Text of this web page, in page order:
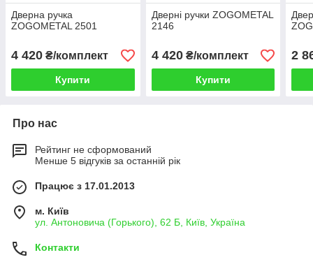
Дверна ручка
ZOGOMETAL 2501
4 420 ₴/комплект
Купити
Дверні ручки ZOGOMETAL
2146
4 420₴/комплект
Купити
2
Про нас
Рейтинг не сформований
Менше 5 відгуків за останній рік
Працює з 17.01.2013
м. Київ
ул. Антоновича (Горького), 62 Б, Київ, Україна
Контакти